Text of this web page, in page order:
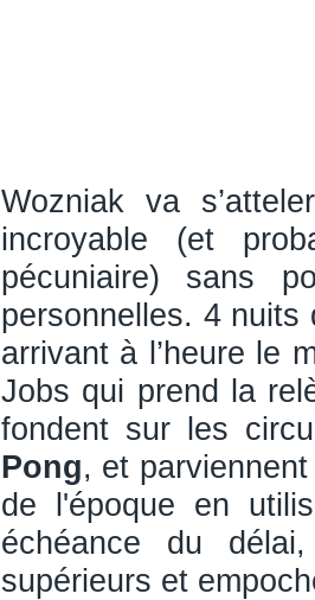
Wozniak va
incroyable (et
pécuniaire) sans
personnelles. 4 nuits
arrivant à l’heure le
Jobs qui prend la
fondent sur les
Pong, et
de l'époque en
échéance du
supérieurs et